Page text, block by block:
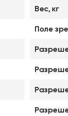
Вес, кг
Поле